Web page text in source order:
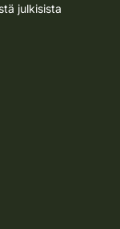
julkisista